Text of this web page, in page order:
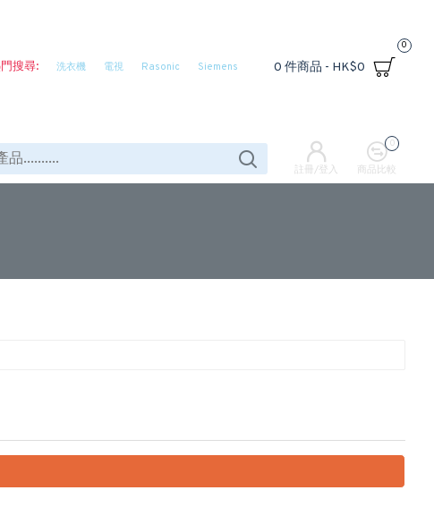
搜尋: 洗衣機 電視 Rasonic Siemens 0 件商品 - HK$0
0
註冊/登入 商品比較
0